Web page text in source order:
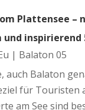
Plattensee –
inspirierend
| Balaton 05
auch Balaton
für Touristen
am See sind